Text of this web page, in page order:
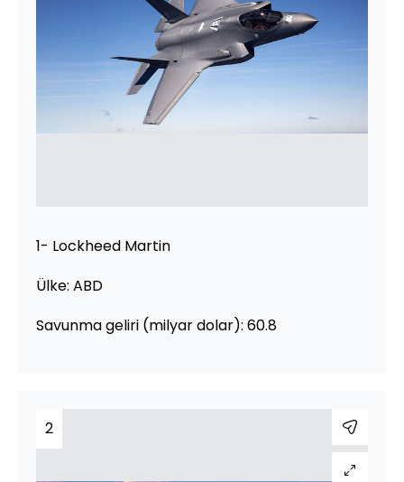
1- Lockheed Martin
Ülke: ABD
Savunma geliri (milyar dolar): 60.8
2